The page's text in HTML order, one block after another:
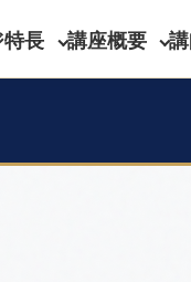
特長 講座概要